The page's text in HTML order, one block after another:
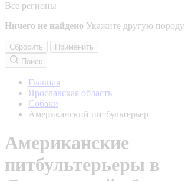
Все регионы
Ничего не найдено Укажите другую породу
Сбросить
Применить
Поиск
Главная
Ярославская область
Собаки
Американский питбультерьер
Американские
питбультерьеры в